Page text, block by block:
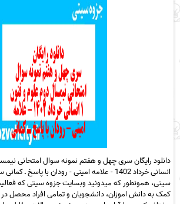
انسانی خرداد 1402 - علامه امینی - رودان با
سیتی، همونطور که میدونید وبسایت جزوه سیتی که
کمک به دانش اموزان، دانشجویان و تمامی افراد محصل